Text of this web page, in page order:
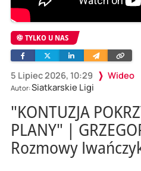
TYLKO U NAS
5 Lipiec 2026, 10:29 Wideo
Autor:Siatkarskie Ligi
FacebookTwitterLinkedinWyślij
e-
link
"KONTUZJA
PLANY" |
Rozmowy